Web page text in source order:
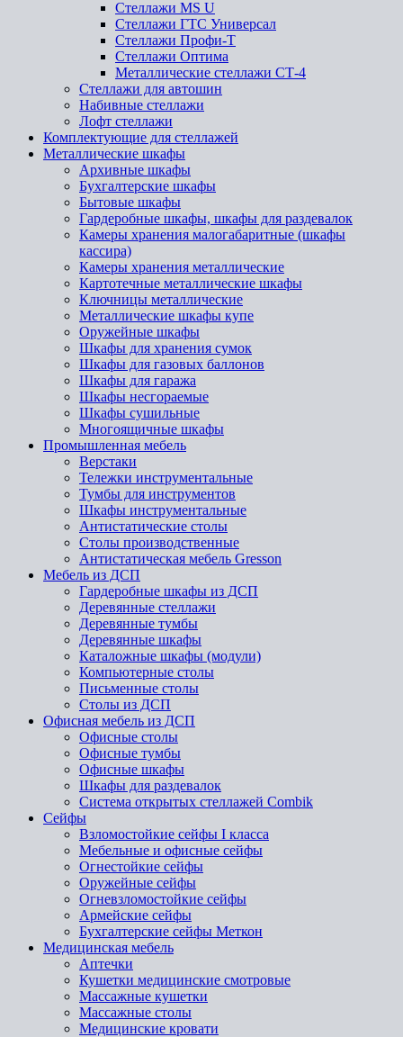
Стеллажи MS U
Стеллажи ГТС Универсал
Стеллажи Профи-Т
Стеллажи Оптима
Металлические стеллажи СТ-4
Стеллажи для автошин
Набивные стеллажи
Лофт стеллажи
Комплектующие для стеллажей
Металлические шкафы
Архивные шкафы
Бухгалтерские шкафы
Бытовые шкафы
Гардеробные шкафы, шкафы для раздевалок
Камеры хранения малогабаритные (шкафы
кассира)
Камеры хранения металлические
Картотечные металлические шкафы
Ключницы металлические
Металлические шкафы купе
Оружейные шкафы
Шкафы для хранения сумок
Шкафы для газовых баллонов
Шкафы для гаража
Шкафы несгораемые
Шкафы сушильные
Многоящичные шкафы
Промышленная мебель
Верстаки
Тележки инструментальные
Тумбы для инструментов
Шкафы инструментальные
Антистатические столы
Столы производственные
Антистатическая мебель Gresson
Мебель из ДСП
Гардеробные шкафы из ДСП
Деревянные стеллажи
Деревянные тумбы
Деревянные шкафы
Каталожные шкафы (модули)
Компьютерные столы
Письменные столы
Столы из ДСП
Офисная мебель из ДСП
Офисные столы
Офисные тумбы
Офисные шкафы
Шкафы для раздевалок
Система открытых стеллажей Combik
Сейфы
Взломостойкие сейфы I класса
Мебельные и офисные сейфы
Огнестойкие сейфы
Оружейные сейфы
Огневзломостойкие сейфы
Армейские сейфы
Бухгалтерские сейфы Меткон
Медицинская мебель
Аптечки
Кушетки медицинские смотровые
Массажные кушетки
Массажные столы
Медицинские кровати